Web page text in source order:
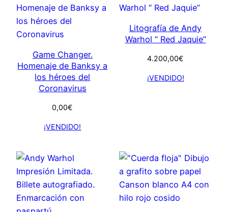
Game Changer.
Homenaje de Banksy a
los héroes del
Coronavirus
0,00€
¡VENDIDO!
Litografía de Andy
Warhol “ Red Jaquie”
4.200,00€
¡VENDIDO!